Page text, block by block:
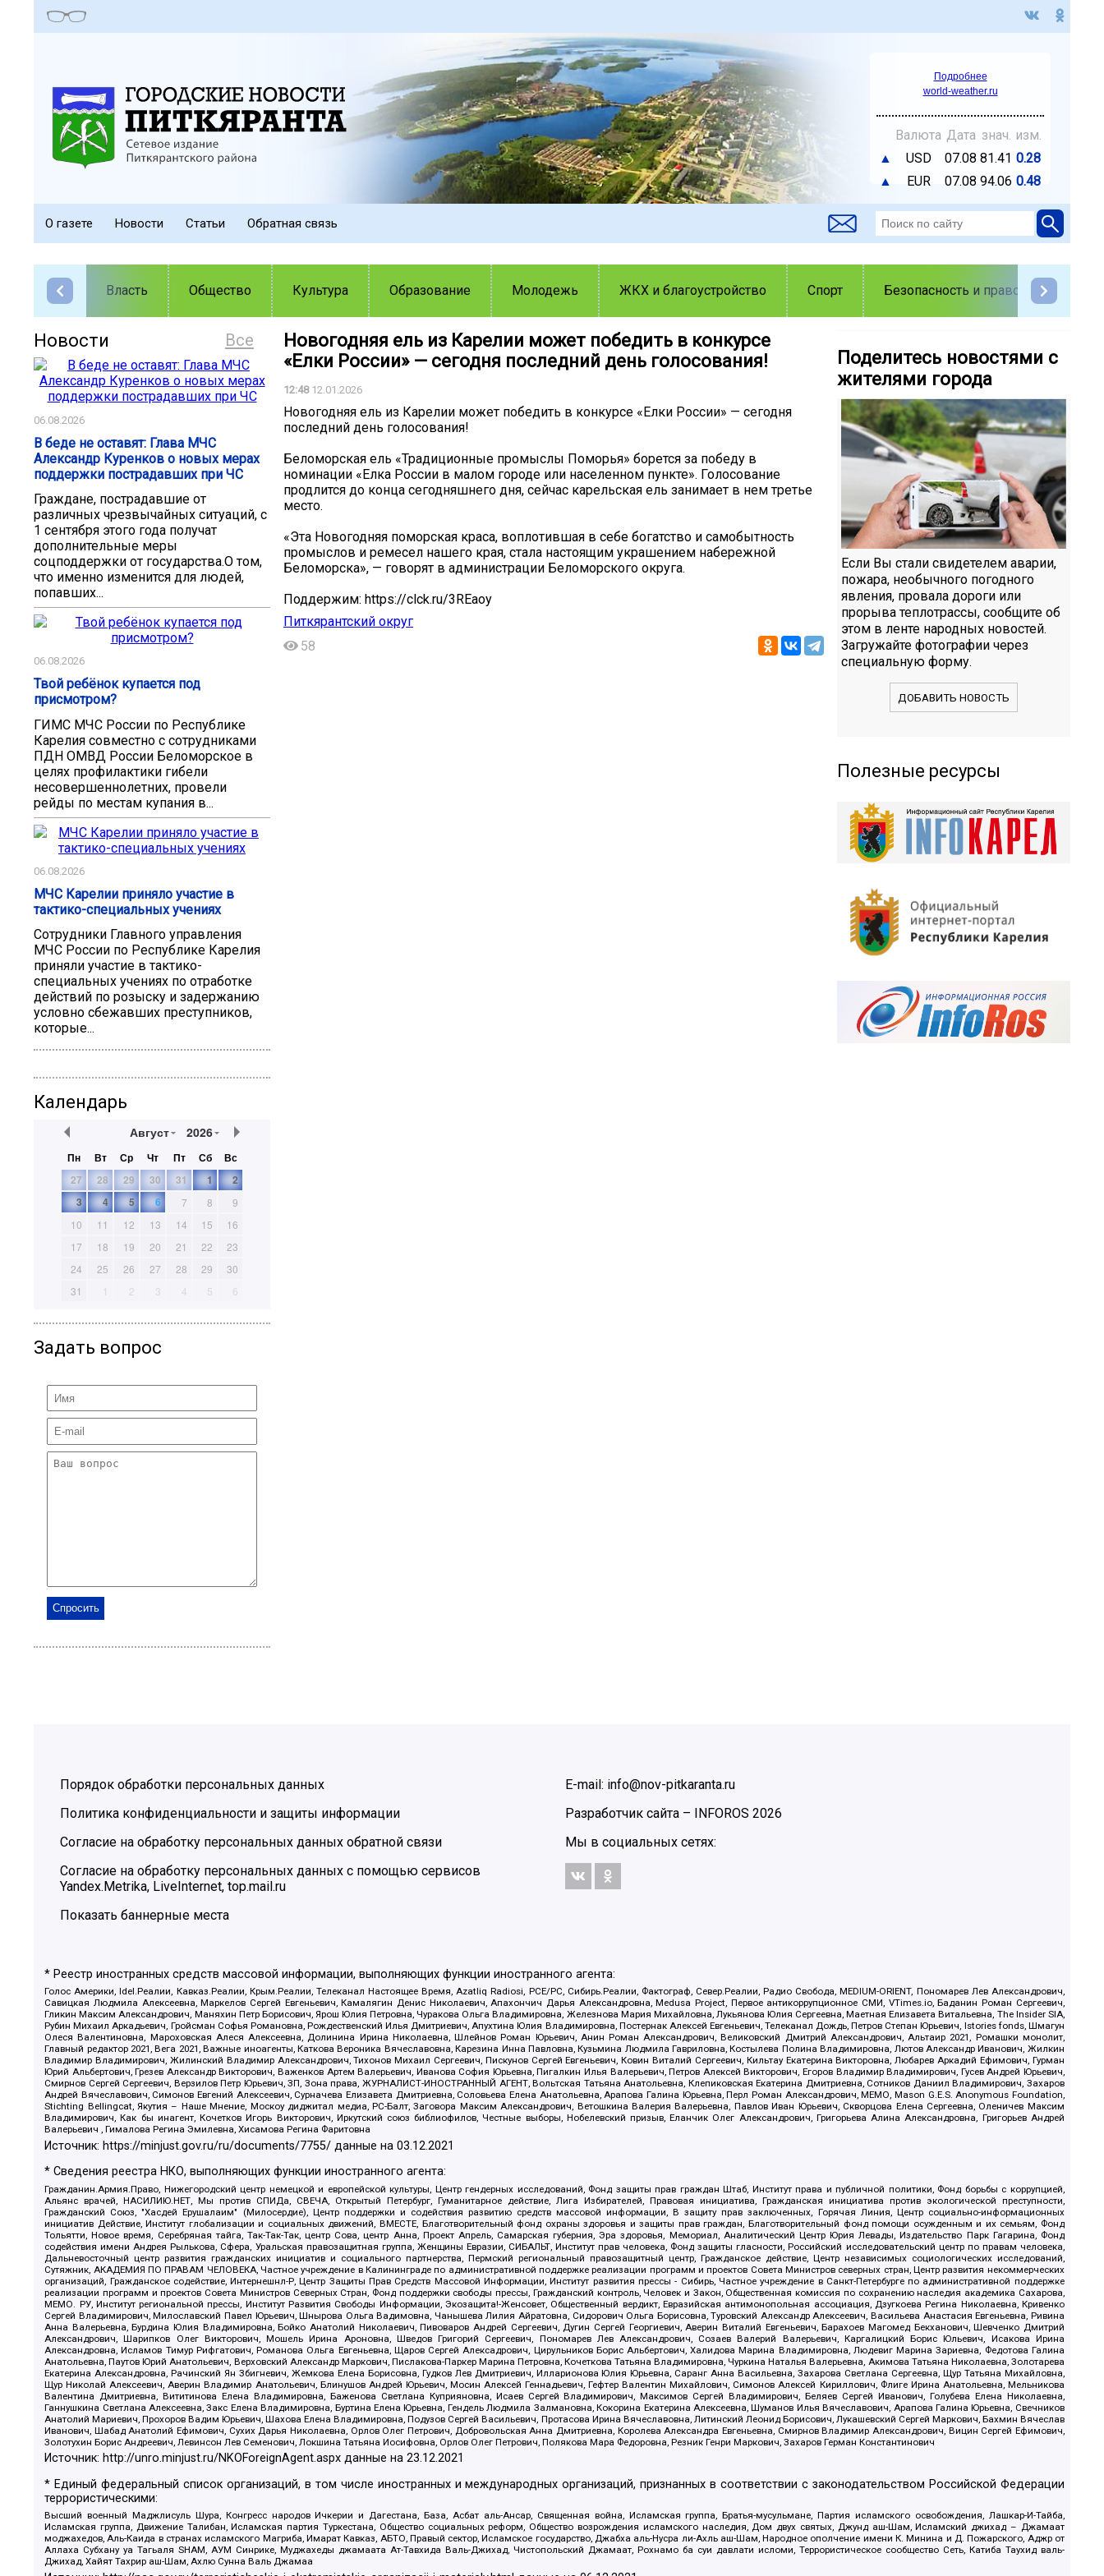
Подробнее
world-weather.ru
Валюта Дата знач. изм.
▲
USD 07.08 81.41 0.28
▲
EUR 07.08 94.06 0.48
О газете Новости Статьи Обратная связь
Власть Общество Культура Образование Молодежь ЖКХ и благоустройство Спорт Безопасность и правопорядок
Все
Новости
06.08.2026
В беде не оставят: Глава МЧС
Александр Куренков о новых мерах
поддержки пострадавших при ЧС
Граждане, пострадавшие от
различных чрезвычайных ситуаций, с
1 сентября этого года получат
дополнительные меры
соцподдержки от государства.О том,
что именно изменится для людей,
попавших...
06.08.2026
Твой ребёнок купается под
присмотром?
ГИМС МЧС России по Республике
Карелия совместно с сотрудниками
ПДН ОМВД России Беломорское в
целях профилактики гибели
несовершеннолетних, провели
рейды по местам купания в...
06.08.2026
МЧС Карелии приняло участие в
тактико-специальных учениях
Сотрудники Главного управления
МЧС России по Республике Карелия
приняли участие в тактико-
специальных учениях по отработке
действий по розыску и задержанию
условно сбежавших преступников,
которые...
Календарь
Август 2026
Пн Вт Ср Чт Пт Сб
Вс
27
28 29 30 31 1
2
3
4 5 6 7 8
9
10
11 12 13 14 15
16
17
18 19 20 21 22
23
24
25 26 27 28 29
30
31
1 2 3 4 5 6
Задать вопрос
Новогодняя ель из Карелии может победить в конкурсе
«Елки России» — сегодня последний день голосования!
12:4812.01.2026
Новогодняя ель из Карелии может победить в конкурсе «Елки России» — сегодня
последний день голосования!
Беломорская ель «Традиционные промыслы Поморья» борется за победу в
номинации «Елка России в малом городе или населенном пункте». Голосование
продлится до конца сегодняшнего дня, сейчас карельская ель занимает в нем третье
место.
«Эта Новогодняя поморская краса, воплотившая в себе богатство и самобытность
промыслов и ремесел нашего края, стала настоящим украшением набережной
Беломорска», — говорят в администрации Беломорского округа.
Поддержим: https://clck.ru/3REaoy
Питкярантский округ
58
Поделитесь новостями с
жителями города
Если Вы стали свидетелем аварии,
пожара, необычного погодного
явления, провала дороги или
прорыва теплотрассы, сообщите об
этом в ленте народных новостей.
Загружайте фотографии через
специальную форму.
ДОБАВИТЬ НОВОСТЬ
Полезные ресурсы
Порядок обработки персональных данных
Политика конфиденциальности и защиты информации
Согласие на обработку персональных данных обратной связи
Согласие на обработку персональных данных с помощью сервисов
Yandex.Metrika, LiveInternet, top.mail.ru
Показать баннерные места
E-mail: info@nov-pitkaranta.ru
Разработчик сайта – INFOROS 2026
Мы в социальных сетях:
* Реестр иностранных средств массовой информации, выполняющих функции иностранного агента:
Голос Америки, Idel.Реалии, Кавказ.Реалии, Крым.Реалии, Телеканал Настоящее Время, Azatliq Radiosi, PCE/PC, Сибирь.Реалии, Фактограф, Север.Реалии, Радио Свобода, MEDIUM-ORIENT, Пономарев Лев Александрович,
Савицкая Людмила Алексеевна, Маркелов Сергей Евгеньевич, Камалягин Денис Николаевич, Апахончич Дарья Александровна, Medusa Project, Первое антикоррупционное СМИ, VTimes.io, Баданин Роман Сергеевич,
Гликин Максим Александрович, Маняхин Петр Борисович, Ярош Юлия Петровна, Чуракова Ольга Владимировна, Железнова Мария Михайловна, Лукьянова Юлия Сергеевна, Маетная Елизавета Витальевна, The Insider SIA,
Рубин Михаил Аркадьевич, Гройсман Софья Романовна, Рождественский Илья Дмитриевич, Апухтина Юлия Владимировна, Постернак Алексей Евгеньевич, Телеканал Дождь, Петров Степан Юрьевич, Istories fonds, Шмагун
Олеся Валентиновна, Мароховская Алеся Алексеевна, Долинина Ирина Николаевна, Шлейнов Роман Юрьевич, Анин Роман Александрович, Великовский Дмитрий Александрович, Альтаир 2021, Ромашки монолит,
Главный редактор 2021, Вега 2021, Важные иноагенты, Каткова Вероника Вячеславовна, Карезина Инна Павловна, Кузьмина Людмила Гавриловна, Костылева Полина Владимировна, Лютов Александр Иванович, Жилкин
Владимир Владимирович, Жилинский Владимир Александрович, Тихонов Михаил Сергеевич, Пискунов Сергей Евгеньевич, Ковин Виталий Сергеевич, Кильтау Екатерина Викторовна, Любарев Аркадий Ефимович, Гурман
Юрий Альбертович, Грезев Александр Викторович, Важенков Артем Валерьевич, Иванова София Юрьевна, Пигалкин Илья Валерьевич, Петров Алексей Викторович, Егоров Владимир Владимирович, Гусев Андрей Юрьевич,
Смирнов Сергей Сергеевич, Верзилов Петр Юрьевич, ЗП, Зона права, ЖУРНАЛИСТ-ИНОСТРАННЫЙ АГЕНТ, Вольтская Татьяна Анатольевна, Клепиковская Екатерина Дмитриевна, Сотников Даниил Владимирович, Захаров
Андрей Вячеславович, Симонов Евгений Алексеевич, Сурначева Елизавета Дмитриевна, Соловьева Елена Анатольевна, Арапова Галина Юрьевна, Перл Роман Александрович, МЕМО, Mason G.E.S. Anonymous Foundation,
Stichting Bellingcat, Якутия – Наше Мнение, Москоу диджитал медиа, РС-Балт, Заговора Максим Александрович, Ветошкина Валерия Валерьевна, Павлов Иван Юрьевич, Скворцова Елена Сергеевна, Оленичев Максим
Владимирович, Как бы инагент, Кочетков Игорь Викторович, Иркутский союз библиофилов, Честные выборы, Нобелевский призыв, Еланчик Олег Александрович, Григорьева Алина Александровна, Григорьев Андрей
Валерьевич , Гималова Регина Эмилевна, Хисамова Регина Фаритовна
Источник: https://minjust.gov.ru/ru/documents/7755/ данные на03.12.2021
* Сведения реестра НКО, выполняющих функции иностранного агента:
Гражданин.Армия.Право, Нижегородский центр немецкой и европейской культуры, Центр гендерных исследований, Фонд защиты прав граждан Штаб, Институт права и публичной политики, Фонд борьбы с коррупцией,
Альянс врачей, НАСИЛИЮ.НЕТ, Мы против СПИДа, СВЕЧА, Открытый Петербург, Гуманитарное действие, Лига Избирателей, Правовая инициатива, Гражданская инициатива против экологической преступности,
Гражданский Союз, "Хасдей Ерушалаим" (Милосердие), Центр поддержки и содействия развитию средств массовой информации, В защиту прав заключенных, Горячая Линия, Центр социально-информационных
инициатив Действие, Институт глобализации и социальных движений, ВМЕСТЕ, Благотворительный фонд охраны здоровья и защиты прав граждан, Благотворительный фонд помощи осужденным и их семьям, Фонд
Тольятти, Новое время, Серебряная тайга, Так-Так-Так, центр Сова, центр Анна, Проект Апрель, Самарская губерния, Эра здоровья, Мемориал, Аналитический Центр Юрия Левады, Издательство Парк Гагарина, Фонд
содействия имени Андрея Рылькова, Сфера, Уральская правозащитная группа, Женщины Евразии, СИБАЛЬТ, Институт прав человека, Фонд защиты гласности, Российский исследовательский центр по правам человека,
Дальневосточный центр развития гражданских инициатив и социального партнерства, Пермский региональный правозащитный центр, Гражданское действие, Центр независимых социологических исследований,
Сутяжник, АКАДЕМИЯ ПО ПРАВАМ ЧЕЛОВЕКА, Частное учреждение в Калининграде по административной поддержке реализации программ и проектов Совета Министров северных стран, Центр развития некоммерческих
организаций, Гражданское содействие, Интернешнл-Р, Центр Защиты Прав Средств Массовой Информации, Институт развития прессы - Сибирь, Частное учреждение в Санкт-Петербурге по административной поддержке
реализации программ и проектов Совета Министров Северных Стран, Фонд поддержки свободы прессы, Гражданский контроль, Человек и Закон, Общественная комиссия по сохранению наследия академика Сахарова,
МЕМО. РУ, Институт региональной прессы, Институт Развития Свободы Информации, Экозащита!-Женсовет, Общественный вердикт, Евразийская антимонопольная ассоциация, Дзугкоева Регина Николаевна, Кривенко
Сергей Владимирович, Милославский Павел Юрьевич, Шнырова Ольга Вадимовна, Чанышева Лилия Айратовна, Сидорович Ольга Борисовна, Туровский Александр Алексеевич, Васильева Анастасия Евгеньевна, Ривина
Анна Валерьевна, Бурдина Юлия Владимировна, Бойко Анатолий Николаевич, Пивоваров Андрей Сергеевич, Дугин Сергей Георгиевич, Аверин Виталий Евгеньевич, Барахоев Магомед Бекханович, Шевченко Дмитрий
Александрович, Шарипков Олег Викторович, Мошель Ирина Ароновна, Шведов Григорий Сергеевич, Пономарев Лев Александрович, Созаев Валерий Валерьевич, Каргалицкий Борис Юльевич, Исакова Ирина
Александровна, Исламов Тимур Рифгатович, Романова Ольга Евгеньевна, Щаров Сергей Алексадрович, Цирульников Борис Альбертович, Халидова Марина Владимировна, Людевиг Марина Зариевна, Федотова Галина
Анатольевна, Паутов Юрий Анатольевич, Верховский Александр Маркович, Пислакова-Паркер Марина Петровна, Кочеткова Татьяна Владимировна, Чуркина Наталья Валерьевна, Акимова Татьяна Николаевна, Золотарева
Екатерина Александровна, Рачинский Ян Збигневич, Жемкова Елена Борисовна, Гудков Лев Дмитриевич, Илларионова Юлия Юрьевна, Саранг Анна Васильевна, Захарова Светлана Сергеевна, Щур Татьяна Михайловна,
Щур Николай Алексеевич, Аверин Владимир Анатольевич, Блинушов Андрей Юрьевич, Мосин Алексей Геннадьевич, Гефтер Валентин Михайлович, Симонов Алексей Кириллович, Флиге Ирина Анатольевна, Мельникова
Валентина Дмитриевна, Вититинова Елена Владимировна, Баженова Светлана Куприяновна, Исаев Сергей Владимирович, Максимов Сергей Владимирович, Беляев Сергей Иванович, Голубева Елена Николаевна,
Ганнушкина Светлана Алексеевна, Закс Елена Владимировна, Буртина Елена Юрьевна, Гендель Людмила Залмановна, Кокорина Екатерина Алексеевна, Шуманов Илья Вячеславович, Арапова Галина Юрьевна, Свечников
Анатолий Мариевич, Прохоров Вадим Юрьевич, Шахова Елена Владимировна, Подузов Сергей Васильевич, Протасова Ирина Вячеславовна, Литинский Леонид Борисович, Лукашевский Сергей Маркович, Бахмин Вячеслав
Иванович, Шабад Анатолий Ефимович, Сухих Дарья Николаевна, Орлов Олег Петрович, Добровольская Анна Дмитриевна, Королева Александра Евгеньевна, Смирнов Владимир Александрович, Вицин Сергей Ефимович,
Золотухин Борис Андреевич, Левинсон Лев Семенович, Локшина Татьяна Иосифовна, Орлов Олег Петрович, Полякова Мара Федоровна, Резник Генри Маркович, Захаров Герман Константинович
Источник: http://unro.minjust.ru/NKOForeignAgent.aspx данные на23.12.2021
* Единый федеральный список организаций, в том числе иностранных и международных организаций, признанных в соответствии с законодательством Российской Федерации
террористическими:
Высший военный Маджлисуль Шура, Конгресс народов Ичкерии и Дагестана, База, Асбат аль-Ансар, Священная война, Исламская группа, Братья-мусульмане, Партия исламского освобождения, Лашкар-И-Тайба,
Исламская группа, Движение Талибан, Исламская партия Туркестана, Общество социальных реформ, Общество возрождения исламского наследия, Дом двух святых, Джунд аш-Шам, Исламский джихад – Джамаат
моджахедов, Аль-Каида в странах исламского Магриба, Имарат Кавказ, АБТО, Правый сектор, Исламское государство, Джабха аль-Нусра ли-Ахль аш-Шам, Народное ополчение имени К. Минина и Д. Пожарского, Аджр от
Аллаха Субхану уа Тагьаля SHAM, АУМ Синрике, Муджахеды джамаата Ат-Тавхида Валь-Джихад, Чистопольский Джамаат, Рохнамо ба суи давлати исломи, Террористическое сообщество Сеть, Катиба Таухид валь-
Джихад, Хайят Тахрир аш-Шам, Ахлю Сунна Валь Джамаа